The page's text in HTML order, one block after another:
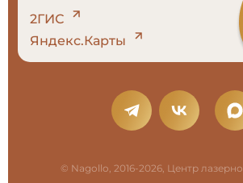
© Nagollo, 2016-2026, Центр
2ГИС
Яндекс.Карты